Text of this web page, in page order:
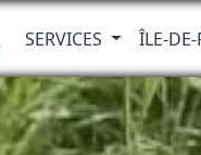
SERVICES ÎLE-DE-